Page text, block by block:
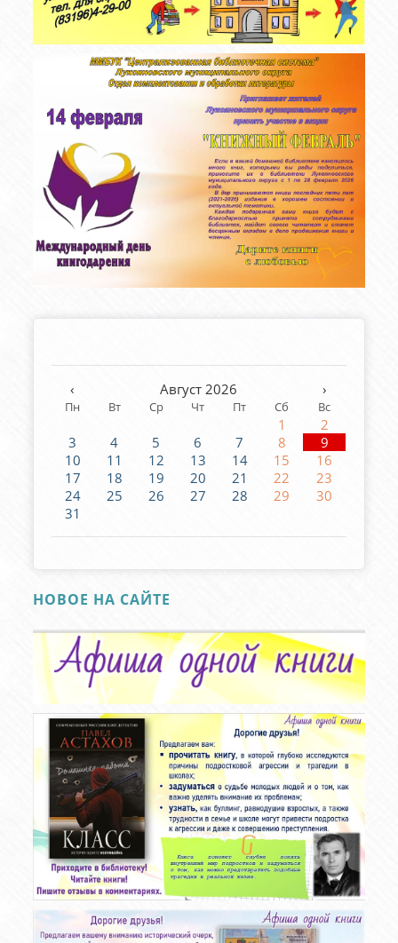
‹ Август 2026 ›
Пн Вт Ср Чт Пт Сб Вс
1
2
3
4 5 6 7 8
9
10
11 12 13 14 15
16
17
18 19 20 21 22
23
24
25 26 27 28 29
30
31
НОВОЕ НА САЙТЕ